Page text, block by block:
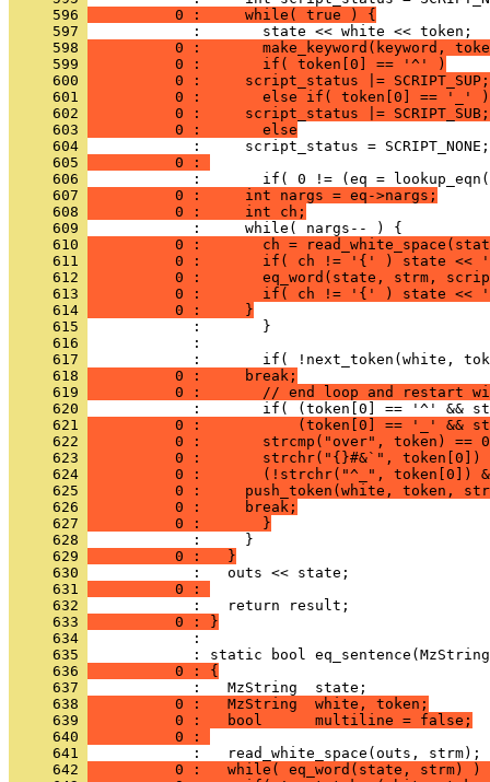
     596
          0 :     while( true ) {
     597
     598
0 :       make_keyword(keyword,
     599
          0 :       if( token[0] == '^' )
     600
          0 :     script_status |= SCRIPT_SUP;
     601
          0 :       else if( token[0] == '_' )
     602
          0 :     script_status |= SCRIPT_SUB;
     603
          0 :       else
     604
     605
          0 :
     606
     607
          0 :     int nargs = eq->nargs;
     608
          0 :     int ch;
     609
     610
0 :       ch =
     611
0 :       if( ch != '{' ) state <<
     612
0 :       eq_word(state, strm,
     613
0 :       if( ch != '{' ) state <<
     614
          0 :     }
     615
     616
     617
     618
          0 :     break;
     619
0 :       // end loop and restart
     620
     621
0 :           (token[0] == '_' &&
     622
0 :       strcmp("over", token) ==
     623
0 :       strchr("{}#&`", token[0])
     624
0 :       (!strchr("^_", token[0])
     625
0 :     push_token(white, token,
     626
          0 :     break;
     627
          0 :       }
     628
     629
          0 :   }
     630
     631
          0 :
     632
     633
          0 : }
     634
            :
     635
     636
          0 : {
     637
     638
          0 :   MzString  white, token;
     639
          0 :   bool      multiline = false;
     640
          0 :
     641
     642
0 :   while( eq_word(state, strm) )